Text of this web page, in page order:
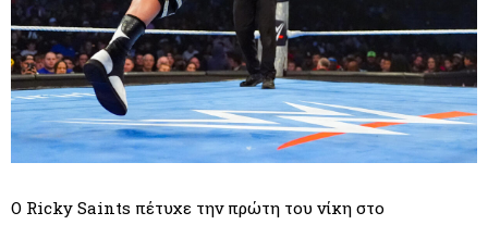
Ο Ricky Saints πέτυχε την πρώτη του νίκη στο